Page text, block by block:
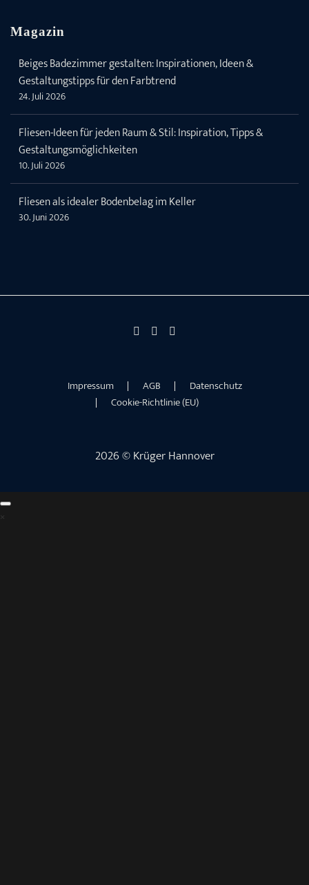
Magazin
Beiges Badezimmer gestalten: Inspirationen, Ideen &
Gestaltungstipps für den Farbtrend
24. Juli 2026
Fliesen-Ideen für jeden Raum & Stil: Inspiration, Tipps &
Gestaltungsmöglichkeiten
10. Juli 2026
Fliesen als idealer Bodenbelag im Keller
30. Juni 2026
Impressum AGB
Datenschutz
Cookie-Richtlinie (EU)
2026 © Krüger Hannover
×